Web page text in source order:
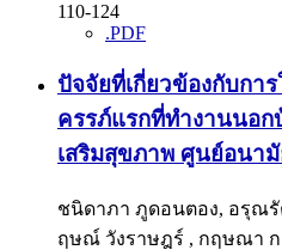
110-124
.PDF
ปัจจัยที่เกี่ยวข้องกับกา
ครรภ์แรกที่ทำงานนอก
เสริมสุขภาพ ศูนย์อนามั
ชนิดาภา ภูดอนตอง, อรุณ
ฤษณ์ วังราษฎร์ , กฤษณา ก